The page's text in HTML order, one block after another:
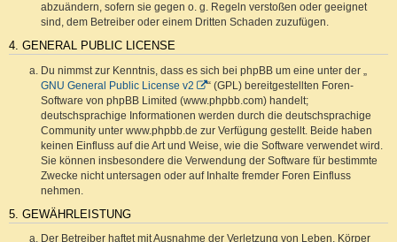
abzuändern, sofern sie gegen o. g. Regeln verstoßen oder geeignet
sind, dem Betreiber oder einem Dritten Schaden zuzufügen.
4. GENERAL PUBLIC LICENSE
Du nimmst zur Kenntnis, dass es sich bei phpBB um eine unter der „
GNU General Public License v2
“ (GPL) bereitgestellten Foren-
Software von phpBB Limited (www.phpbb.com) handelt;
deutschsprachige Informationen werden durch die deutschsprachige
Community unter www.phpbb.de zur Verfügung gestellt. Beide haben
keinen Einfluss auf die Art und Weise, wie die Software verwendet wird.
Sie können insbesondere die Verwendung der Software für bestimmte
Zwecke nicht untersagen oder auf Inhalte fremder Foren Einfluss
nehmen.
5. GEWÄHRLEISTUNG
Der Betreiber haftet mit Ausnahme der Verletzung von Leben, Körper